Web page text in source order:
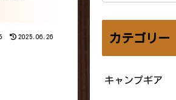
2025.06.26 カテゴリー
キャンプギア